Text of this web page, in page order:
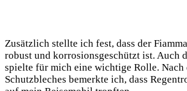
Zusätzlich stellte ich fest, dass der
robust und korrosionsgeschützt ist. Auch
spielte für mich eine wichtige Rolle. Nach
Schutzbleches bemerkte ich, dass